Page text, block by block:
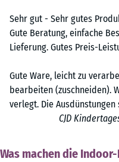
Sehr gut - Sehr gutes
Gute Beratung, einfache
Lieferung. Gutes Preis-
Gute Ware, leicht zu
bearbeiten (zuschneiden).
verlegt. Die
CJD
Was machen die